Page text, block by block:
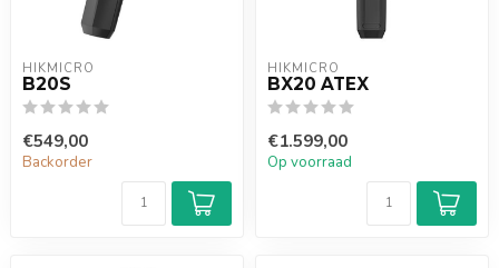
HIKMICRO
B20S
€549,00
Backorder
HIKMICRO
BX20 ATEX
€1.599,00
Op voorraad